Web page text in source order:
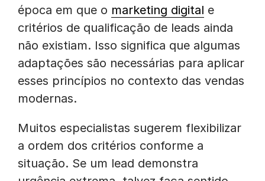
época em que o marketing digital e
critérios de qualificação de leads ainda
não existiam. Isso significa que algumas
adaptações são necessárias para aplicar
esses princípios no contexto das vendas
modernas.
Muitos especialistas sugerem flexibilizar
a ordem dos critérios conforme a
situação. Se um lead demonstra